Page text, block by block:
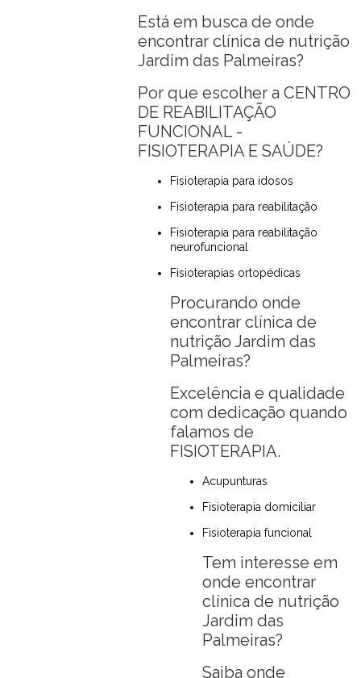
Está em busca de onde
encontrar clínica de nutrição
Jardim das Palmeiras?
Por que escolher a CENTRO
DE REABILITAÇÃO
FUNCIONAL -
FISIOTERAPIA E SAÚDE?
Fisioterapia para idosos
Fisioterapia para reabilitação
Fisioterapia para reabilitação
neurofuncional
Fisioterapias ortopédicas
Procurando onde
encontrar clínica de
nutrição Jardim das
Palmeiras?
Excelência e qualidade
com dedicação quando
falamos de
FISIOTERAPIA.
Acupunturas
Fisioterapia domiciliar
Fisioterapia funcional
Tem interesse em
onde encontrar
clínica de nutrição
Jardim das
Palmeiras?
Saiba onde